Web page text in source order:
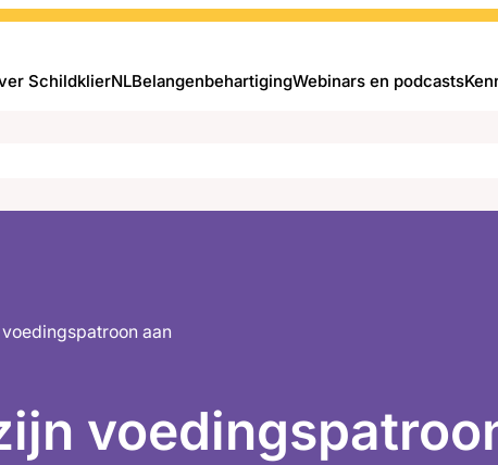
SchildklierNLBelangenbehartigingWebinars en podcasts
aan